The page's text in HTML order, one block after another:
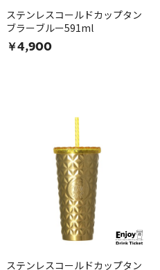
ステンレスコールドカップタン
ブラーブルー591ml
￥4,900
ステンレスコールドカップタン